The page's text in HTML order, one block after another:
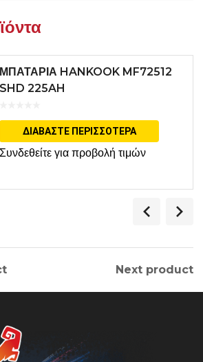
ΜΠΑΤΑΡΙΑ HANKOOK MF72512
SHD 225AH
ΔΙΑΒΆΣΤΕ ΠΕΡΙΣΣΌΤΕΡΑ
Συνδεθείτε για προβολή τιμών
Next product